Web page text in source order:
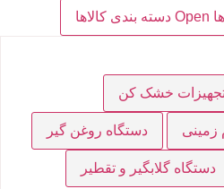
Open دسته بندی کالاها
خشک کن
زمینی دستگاه روغن گیر
دستگاه گلابگیر و تقطیر